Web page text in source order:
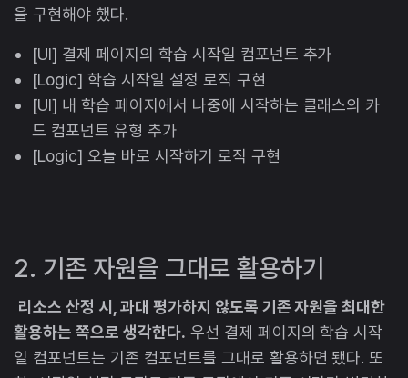
을 구현해야 했다.
[UI] 결제 페이지의 학습 시작일 컴포넌트 추가
[Logic] 학습 시작일 설정 로직 구현
[UI] 내 학습 페이지에서 나중에 시작하는 클래스의 카
드 컴포넌트 유형 추가
[Logic] 오늘 바로 시작하기 로직 구현
2. 기존 자원을 그대로 활용하기
리소스 산정 시, 과대 평가하지 않도록 기존 자원을 최대한
활용하는 쪽으로 생각한다. 우선 결제 페이지의 학습 시작
일 컴포넌트는 기존 컴포넌트를 그대로 활용하면 됐다. 또